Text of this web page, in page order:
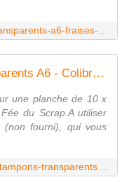
FDSTTA6094 : Tampons transparents A6 - Colibri Fée du Scrap
une planche de 10 x
du Scrap.A utiliser
(non fourni), qui vous